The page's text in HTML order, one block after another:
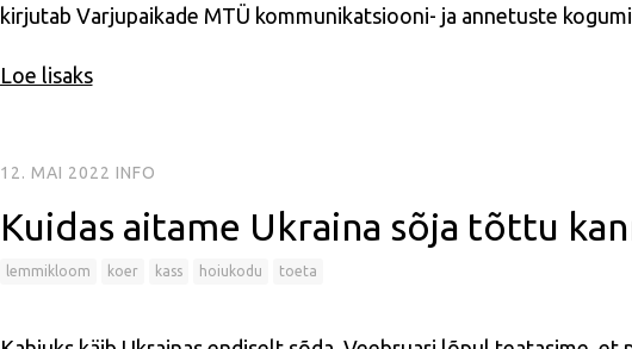
kirjutab Varjupaikade MTÜ kommunikatsiooni- ja annetuste
Loe lisaks
12. MAI 2022 INFO
Kuidas aitame Ukraina sõja tõttu
lemmikloom koer kass hoiukodu toeta